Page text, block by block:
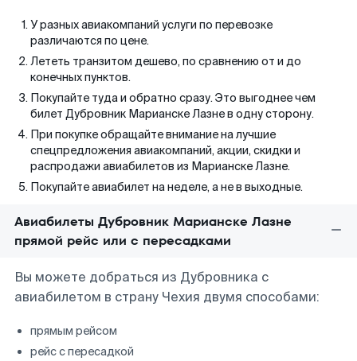
У разных авиакомпаний услуги по перевозке
различаются по цене.
Лететь транзитом дешево, по сравнению от и до
конечных пунктов.
Покупайте туда и обратно сразу. Это выгоднее чем
билет Дубровник Марианске Лазне в одну сторону.
При покупке обращайте внимание на лучшие
спецпредложения авиакомпаний, акции, скидки и
распродажи авиабилетов из Марианске Лазне.
Покупайте авиабилет на неделе, а не в выходные.
Авиабилеты Дубровник Марианске Лазне
прямой рейс или с пересадками
Вы можете добраться из Дубровника с
авиабилетом в страну Чехия двумя способами:
прямым рейсом
рейс с пересадкой